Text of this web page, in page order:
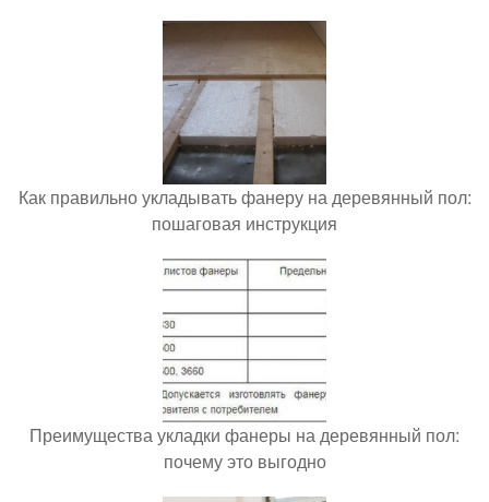
Как правильно укладывать фанеру на деревянный пол:
пошаговая инструкция
Преимущества укладки фанеры на деревянный пол:
почему это выгодно